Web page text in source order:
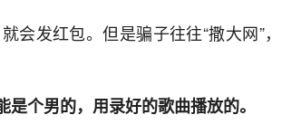
发红包。但是骗子往往“撒大网”，
个男的，用录好的歌曲播放的。